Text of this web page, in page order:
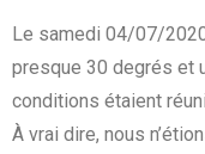
Le samedi 04/07/
presque 30 degrés et
conditions étaient
À vrai dire, nous